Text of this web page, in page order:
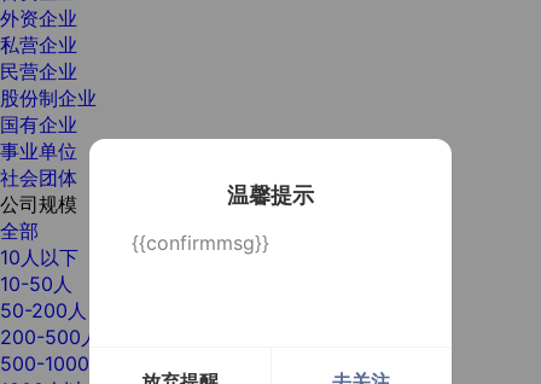
温馨提示
{{confirmmsg}}
外资企业
私营企业
民营企业
股份制企业
国有企业
事业单位
社会团体
公司规模
全部
10人以下
10-50人
50-200人
200-500人
500-1000人